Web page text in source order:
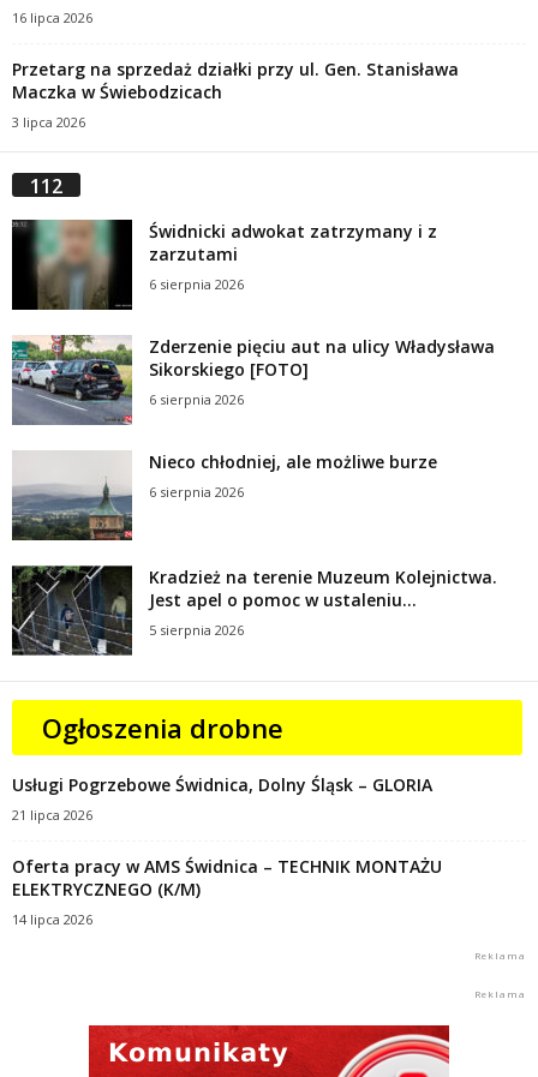
16 lipca 2026
Przetarg na sprzedaż działki przy ul. Gen. Stanisława
Maczka w Świebodzicach
3 lipca 2026
112
Świdnicki adwokat zatrzymany i z
zarzutami
6 sierpnia 2026
Zderzenie pięciu aut na ulicy Władysława
Sikorskiego [FOTO]
6 sierpnia 2026
Nieco chłodniej, ale możliwe burze
6 sierpnia 2026
Kradzież na terenie Muzeum Kolejnictwa.
Jest apel o pomoc w ustaleniu...
5 sierpnia 2026
Ogłoszenia drobne
Usługi Pogrzebowe Świdnica, Dolny Śląsk – GLORIA
21 lipca 2026
Oferta pracy w AMS Świdnica – TECHNIK MONTAŻU
ELEKTRYCZNEGO (K/M)
14 lipca 2026